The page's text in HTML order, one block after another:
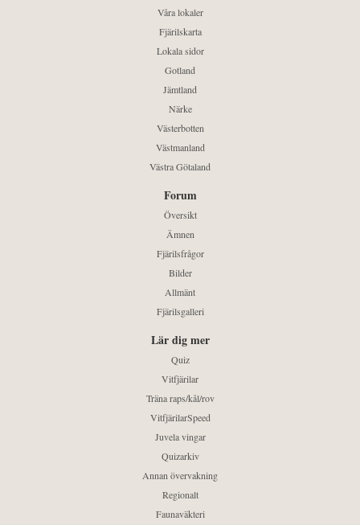
Våra lokaler
Fjärilskarta
Lokala sidor
Gotland
Jämtland
Närke
Västerbotten
Västmanland
Västra Götaland
Forum
Översikt
Ämnen
Fjärilsfrågor
Bilder
Allmänt
Fjärilsgalleri
Lär dig mer
Quiz
Vitfjärilar
Träna raps/kål/rov
VitfjärilarSpeed
Juvela vingar
Quizarkiv
Annan övervakning
Regionalt
Faunaväkteri